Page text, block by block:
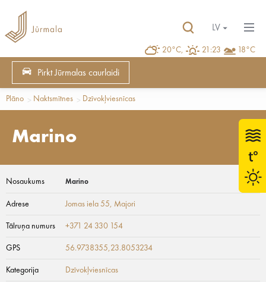
20°C, 21:23 18°C
LV
Pirkt Jūrmalas caurlaidi
Plāno Naktsmītnes Dzīvokļviesnīcas
Marino
Nosaukums Marino
Adrese Jomas iela 55, Majori
Tālruņa numurs +371 24 330 154
GPS 56.9738355,23.8053234
Kategorija Dzīvokļviesnīcas